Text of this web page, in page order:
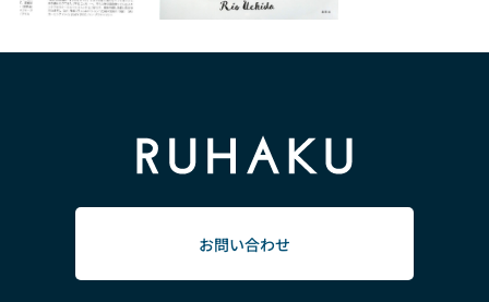
お問い合わせ